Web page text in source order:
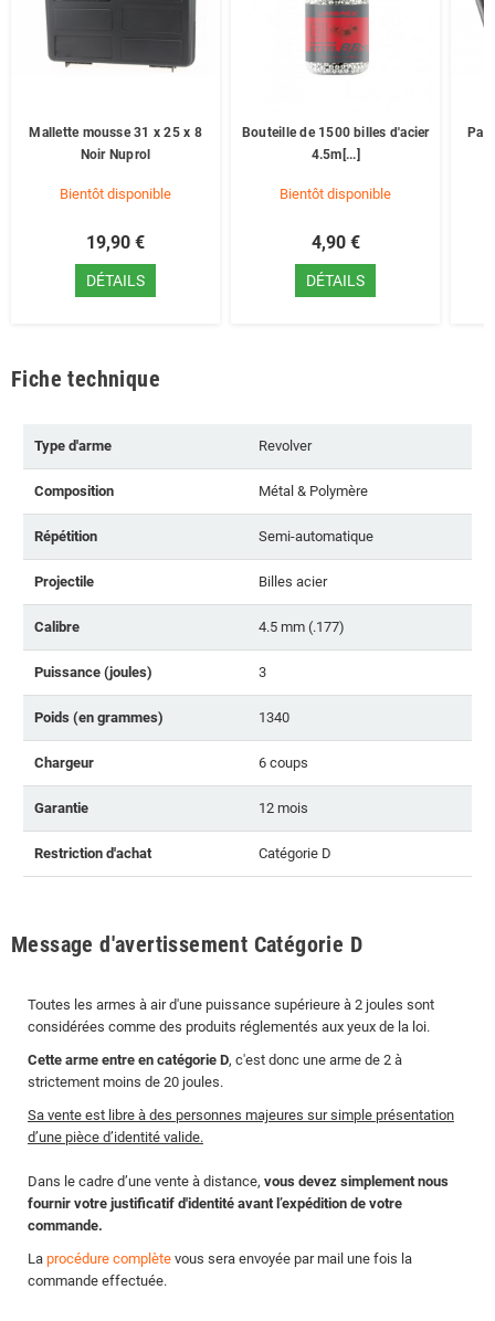
Mallette mousse 31 x 25 x 8
Noir Nuprol
Bientôt disponible
19,90 €
DÉTAILS
Bouteille de 1500 billes d'acier
4.5m[...]
Bientôt disponible
4,90 €
DÉTAILS
Fiche technique
Type d'arme Revolver
Composition Métal & Polymère
Répétition Semi-automatique
Projectile Billes acier
Calibre 4.5 mm (.177)
Puissance (joules) 3
Poids (en grammes) 1340
Chargeur 6 coups
Garantie 12 mois
Restriction d'achat Catégorie D
Message d'avertissement Catégorie D
Toutes les armes à air d'une puissance supérieure à 2 joules sont
considérées comme des produits réglementés aux yeux de la loi.
Cette arme entre en catégorie D, c'est donc une arme de 2 à
strictement moins de 20 joules.
Sa vente est libre à des personnes majeures sur simple présentation
d’une pièce d’identité valide.
Dans le cadre d’une vente à distance, vous devez simplement nous
fournir votre justificatif d'identité avant l’expédition de votre
commande.
La procédure complète vous sera envoyée par mail une fois la
commande effectuée.